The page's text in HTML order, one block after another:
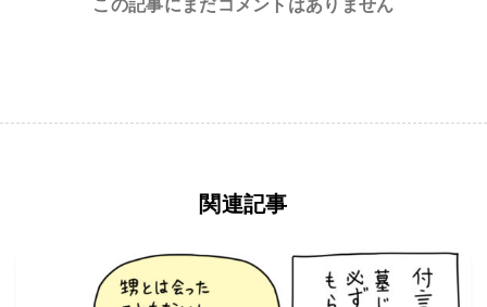
この記事にまだコメントはありません
関連記事